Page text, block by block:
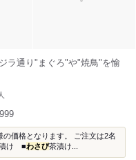
ラ通り"まぐろ"や"焼鳥"を愉
人
価格となります。 ご注文は2名
漬け ■わさび茶漬け...